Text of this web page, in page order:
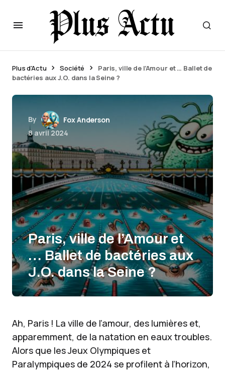
Plus d'Actu Société
Paris, ville de l’Amour et … Ballet de
bactéries aux J.O. dans la Seine ?
By
Fox Anderson
8 avril 2024
Paris, ville de l’Amour et
… Ballet de bactéries aux
J.O. dans la Seine ?
Ah, Paris ! La ville de l’amour, des lumières et,
apparemment, de la natation en eaux troubles.
Alors que les Jeux Olympiques et
Paralympiques de 2024 se profilent à l’horizon,